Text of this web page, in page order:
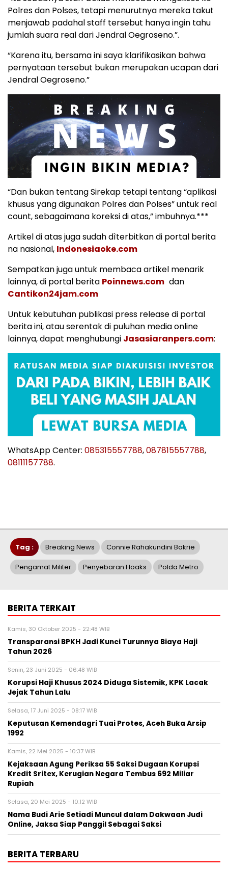
Polres dan Polses, tetapi menurutnya mereka takut
menjawab padahal staff tersebut hanya ingin tahu
jumlah suara real dari Jendral Oegroseno.”.
“Karena itu, bersama ini saya klarifikasikan bahwa
pernyataan tersebut bukan merupakan ucapan dari
Jendral Oegroseno.”
“Dan bukan tentang Sirekap tetapi tentang “aplikasi
khusus yang digunakan Polres dan Polses” untuk real
count, sebagaimana koreksi di atas,” imbuhnya.***
Artikel di atas juga sudah dìterbitkan di portal berita
na nasional, Indonesiaoke.com
Sempatkan juga untuk membaca artikel menarik
lainnya, di portal berita Poinnews.com dan
Cantikon24jam.com
Untuk kebutuhan publikasi press release di portal
berita ini, atau serentak di puluhan media online
lainnya, dapat menghubungi Jasasiaranpers.com:
WhatsApp Center: 085315557788,087815557788,
08111157788.
Tag : Breaking News Connie Rahakundini Bakrie
Pengamat Militer Penyebaran Hoaks Polda Metro
BERITA TERKAIT
Kamis, 30 Oktober 2025 - 22:48 WIB
Transparansi BPKH Jadi Kunci Turunnya Biaya Haji
Tahun 2026
Senin, 23 Juni 2025 - 06:48 WIB
Korupsi Haji Khusus 2024 Diduga Sistemik, KPK Lacak
Jejak Tahun Lalu
Selasa, 17 Juni 2025 - 08:17 WIB
Keputusan Kemendagri Tuai Protes, Aceh Buka Arsip
1992
Kamis, 22 Mei 2025 - 10:37 WIB
Kejaksaan Agung Periksa 55 Saksi Dugaan Korupsi
Kredit Sritex, Kerugian Negara Tembus 692 Miliar
Rupiah
Selasa, 20 Mei 2025 - 10:12 WIB
Nama Budi Arie Setiadi Muncul dalam Dakwaan Judi
Online, Jaksa Siap Panggil Sebagai Saksi
BERITA TERBARU